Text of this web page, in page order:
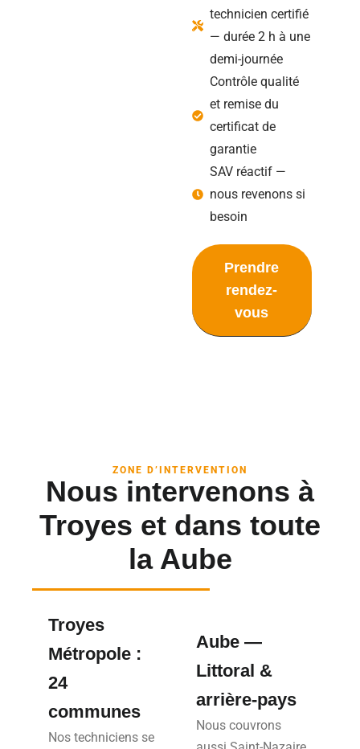
technicien certifié
— durée 2 h à une
demi-journée
Contrôle qualité
et remise du
certificat de
garantie
SAV réactif —
nous revenons si
besoin
Prendre
rendez-
vous
ZONE D’INTERVENTION
Nous intervenons à
Troyes et dans toute
la Aube
Troyes
Métropole :
24
communes
Nos techniciens se
Aube —
Littoral &
arrière-pays
Nous couvrons